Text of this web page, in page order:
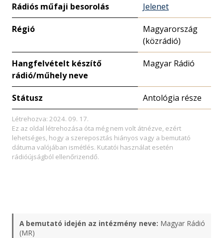
Rádiós műfaji besorolás Jelenet
Régió
Magyarország
(közrádió)
Hangfelvételt készítő
rádió/műhely neve
Magyar Rádió
Státusz Antológia része
Létrehozva: 2024. 09. 17.
Ez az oldal létrehozása óta még nem volt átnézve, ezért
lehetséges, hogy a szereposztás hiányos vagy a bemutató
dátuma valójában ismétlés. Kutatói használat esetén
rádióújságból ellenőrizendő.
A bemutató idején az intézmény neve: Magyar Rádió
(MR)